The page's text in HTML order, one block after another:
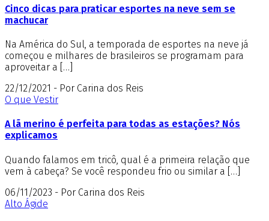
Cinco dicas para praticar esportes na neve sem se
machucar
Na América do Sul, a temporada de esportes na neve já
começou e milhares de brasileiros se programam para
aproveitar a […]
22/12/2021 - Por Carina dos Reis
O que Vestir
A lã merino é perfeita para todas as estações? Nós
explicamos
Quando falamos em tricô, qual é a primeira relação que
vem à cabeça? Se você respondeu frio ou similar a […]
06/11/2023 - Por Carina dos Reis
Alto Ágide